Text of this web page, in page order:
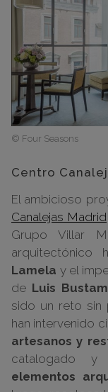
© Four Seasons
Centro
El ambicioso
Canalejas Madrid,
Grupo Villar
Lamela y el
de Luis
sido un reto sin
han intervenido
artesanos y
catalogado
elementos